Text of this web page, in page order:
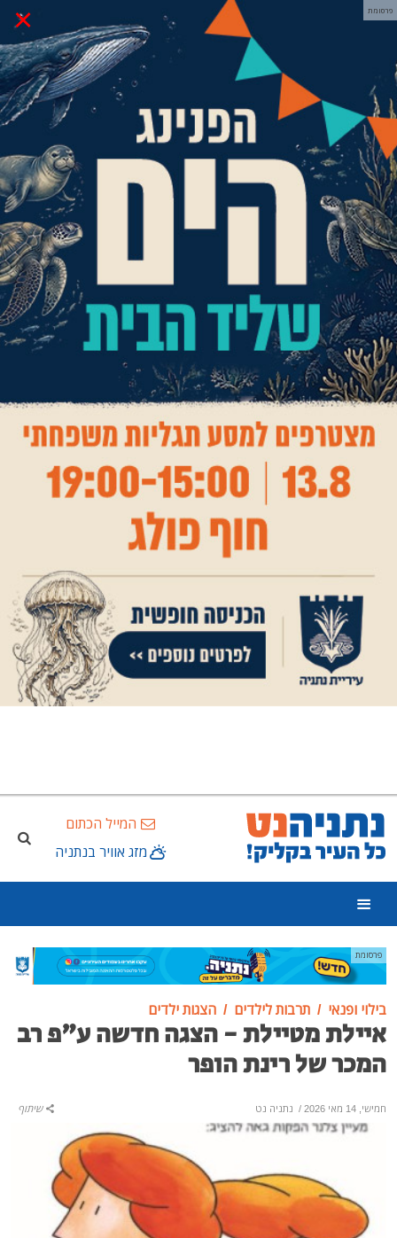
× פרסומת
המייל הכתום
מזג אוויר בנתניה
פרסומת
בילוי ופנאי תרבות לילדים הצגות ילדים
איילת מטיילת - הצגה חדשה ע"פ רב
המכר של רינת הופר
חמישי, 14 מאי 2026 / נתניה נט שיתוף